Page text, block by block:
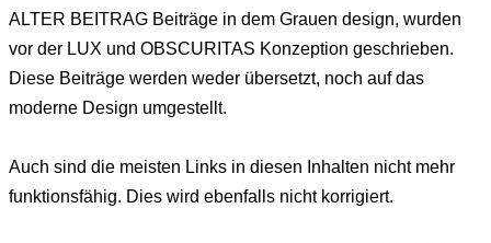
ALTER BEITRAG Beiträge in dem Grauen design, wurden
vor der LUX und OBSCURITAS Konzeption geschrieben.
Diese Beiträge werden weder übersetzt, noch auf das
moderne Design umgestellt.
Auch sind die meisten Links in diesen Inhalten nicht mehr
funktionsfähig. Dies wird ebenfalls nicht korrigiert.